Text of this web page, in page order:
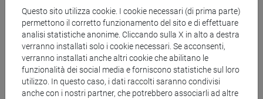
Corsi di studio e percorsi
[LM3] LINGUE E LETTERATURE EUROPEE,
AMERICANE E POSTCOLONIALI - Laurea
magistrale (DM270)
letterature e culture/estudios ibéricos e
iberoamericanos
Questo sito utilizza cookie. I cookie necessari (di prima parte)
permettono il corretto funzionamento del sito e di effettuare
analisi statistiche anonime. Cliccando sulla X in alto a destra
verranno installati solo i cookie necessari. Se acconsenti,
verranno installati anche altri cookie che abilitano le
funzionalità dei social media e forniscono statistiche sul loro
utilizzo. In questo caso, i dati raccolti saranno condivisi
anche con i nostri partner, che potrebbero associarli ad altre